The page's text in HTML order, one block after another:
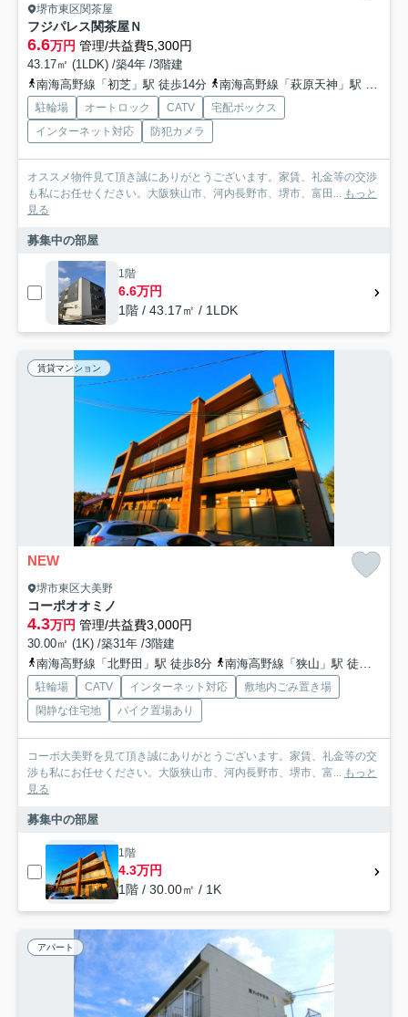
堺市東区関茶屋
フジパレス関茶屋Ｎ
6.6万円 管理/共益費5,300円
43.17㎡ (1LDK) /築4年 /3階建
南海高野線「初芝」駅 徒歩14分
南海高野線「萩原天神」駅 徒歩20分
駐輪場 オートロック CATV
宅配ボックス
インターネット対応
防犯カメラ
オススメ物件見て頂き誠にありがとうございます。家賃、礼金等の交渉
も私にお任せください。大阪狭山市、河内長野市、堺市、富田... もっと
見る
募集中の部屋
1階
6.6万円
1階 / 43.17㎡ / 1LDK
賃貸マンション
NEW
堺市東区大美野
コーポオオミノ
4.3万円 管理/共益費3,000円
30.00㎡ (1K) /築31年 /3階建
南海高野線「北野田」駅 徒歩8分
南海高野線「狭山」駅 徒歩20分
駐輪場 CATV インターネット対応
敷地内ごみ置き場
閑静な住宅地
バイク置場あり
コーポ大美野を見て頂き誠にありがとうございます。家賃、礼金等の交
渉も私にお任せください。大阪狭山市、河内長野市、堺市、富... もっと
見る
募集中の部屋
1階
4.3万円
1階 / 30.00㎡ / 1K
アパート